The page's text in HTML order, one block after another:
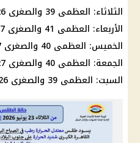
الثلاثاء: العظمى 39 والصغرى 26 درجة.
الأربعاء: العظمى 41 والصغرى 27 درجة.
الخميس: العظمى 40 والصغرى 27 درجة.
الجمعة: العظمى 40 والصغرى 27 درجة.
السبت: العظمى 39 والصغرى 26 درجة.